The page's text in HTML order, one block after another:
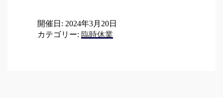
開催日: 2024年3月20日
カテゴリー: 臨時休業